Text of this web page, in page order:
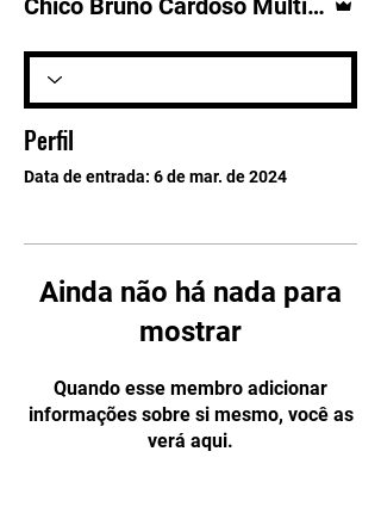
Perfil
Data de entrada: 6 de mar. de 2024
Ainda não há nada para
mostrar
Quando esse membro adicionar
informações sobre si mesmo, você as
verá aqui.